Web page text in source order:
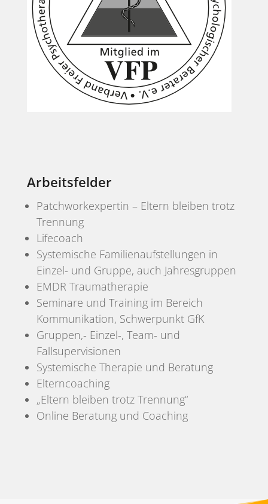
Arbeitsfelder
Patchworkexpertin – Eltern bleiben trotz
Trennung
Lifecoach
Systemische Familienaufstellungen in
Einzel- und Gruppe, auch Jahresgruppen
EMDR Traumatherapie
Seminare und Training im Bereich
Kommunikation, Schwerpunkt GfK
Gruppen,- Einzel-, Team- und
Fallsupervisionen
Systemische Therapie und Beratung
Elterncoaching
„Eltern bleiben trotz Trennung“
Online Beratung und Coaching